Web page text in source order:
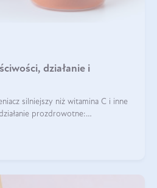
działanie i
silniejszy niż witamina C i inne
prozdrowotne: